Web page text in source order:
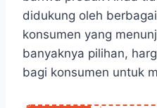
didukung oleh
konsumen yang
banyaknya pilihan,
bagi konsumen untuk